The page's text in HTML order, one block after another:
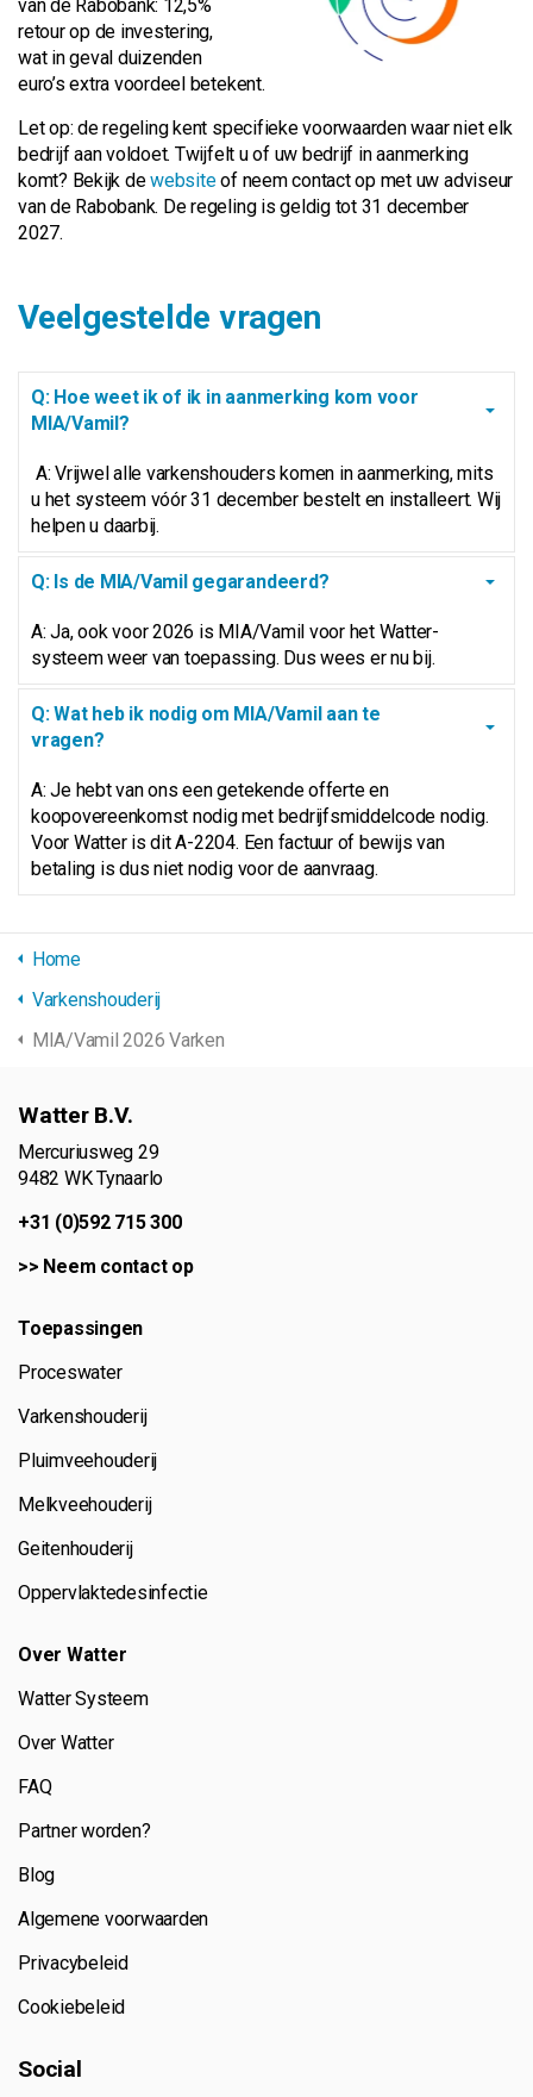
van de Rabobank: 12,5%
retour op de investering,
wat in geval duizenden
euro’s extra voordeel betekent.
Let op: de regeling kent specifieke voorwaarden waar niet elk
bedrijf aan voldoet. Twijfelt u of uw bedrijf in aanmerking
komt? Bekijk dewebsiteof neem contact op met uw adviseur
van de Rabobank. De regeling is geldig tot 31 december
2027.
Veelgestelde vragen
Q: Hoe weet ik of ik in aanmerking kom voor
MIA/Vamil?
A: Vrijwel alle varkenshouders komen in aanmerking, mits
u het systeem vóór 31 december bestelt en installeert. Wij
helpen u daarbij.
Q: Is de MIA/Vamil gegarandeerd?
A: Ja, ook voor 2026 is MIA/Vamil voor het Watter-
systeem weer van toepassing. Dus wees er nu bij.
Q: Wat heb ik nodig om MIA/Vamil aan te
vragen?
A: Je hebt van ons een getekende offerte en
koopovereenkomst nodig met bedrijfsmiddelcode nodig.
Voor Watter is dit A-2204. Een factuur of bewijs van
betaling is dus niet nodig voor de aanvraag.
Home
Varkenshouderij
MIA/Vamil 2026 Varken
Watter B.V.
Mercuriusweg 29
9482 WK Tynaarlo
+31 (0)592 715 300
>> Neem contact op
Toepassingen
Proceswater
Varkenshouderij
Pluimveehouderij
Melkveehouderij
Geitenhouderij
Oppervlaktedesinfectie
Over Watter
Watter Systeem
Over Watter
FAQ
Partner worden?
Blog
Algemene voorwaarden
Privacybeleid
Cookiebeleid
Social